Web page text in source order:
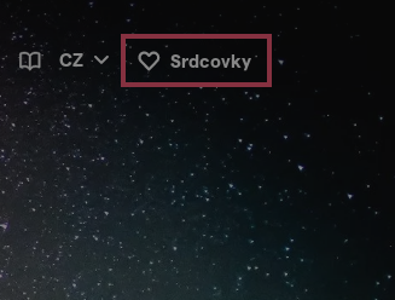
CZ Srdcovky